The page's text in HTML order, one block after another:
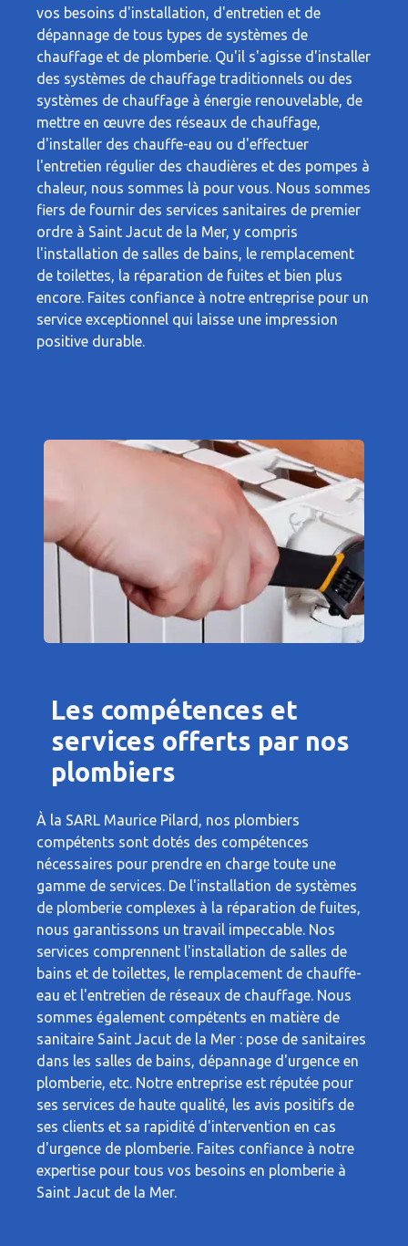
vos besoins d'installation, d'entretien et de
dépannage de tous types de systèmes de
chauffage et de plomberie. Qu'il s'agisse d'installer
des systèmes de chauffage traditionnels ou des
systèmes de chauffage à énergie renouvelable, de
mettre en œuvre des réseaux de chauffage,
d'installer des chauffe-eau ou d'effectuer
l'entretien régulier des chaudières et des pompes à
chaleur, nous sommes là pour vous. Nous sommes
fiers de fournir des services sanitaires de premier
ordre à Saint Jacut de la Mer, y compris
l'installation de salles de bains, le remplacement
de toilettes, la réparation de fuites et bien plus
encore. Faites confiance à notre entreprise pour un
service exceptionnel qui laisse une impression
positive durable.
Les compétences et
services offerts par nos
plombiers
À la SARL Maurice Pilard, nos plombiers
compétents sont dotés des compétences
nécessaires pour prendre en charge toute une
gamme de services. De l'installation de systèmes
de plomberie complexes à la réparation de fuites,
nous garantissons un travail impeccable. Nos
services comprennent l'installation de salles de
bains et de toilettes, le remplacement de chauffe-
eau et l'entretien de réseaux de chauffage. Nous
sommes également compétents en matière de
sanitaire Saint Jacut de la Mer : pose de sanitaires
dans les salles de bains, dépannage d'urgence en
plomberie, etc. Notre entreprise est réputée pour
ses services de haute qualité, les avis positifs de
ses clients et sa rapidité d'intervention en cas
d'urgence de plomberie. Faites confiance à notre
expertise pour tous vos besoins en plomberie à
Saint Jacut de la Mer.